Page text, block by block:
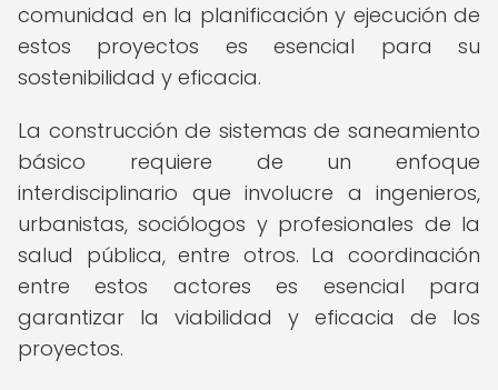
comunidad en la planificación y ejecución de
estos proyectos es esencial para su
sostenibilidad y eficacia.
La construcción de sistemas de saneamiento
básico requiere de un enfoque
interdisciplinario que involucre a ingenieros,
urbanistas, sociólogos y profesionales de la
salud pública, entre otros. La coordinación
entre estos actores es esencial para
garantizar la viabilidad y eficacia de los
proyectos.